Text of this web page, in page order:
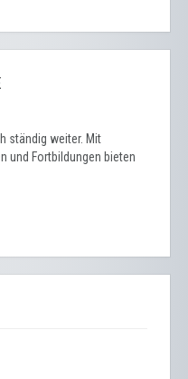
ständig weiter. Mit
und Fortbildungen bieten